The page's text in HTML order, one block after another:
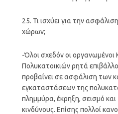
25. Τι ισχύει για την
χώρων;
-Όλοι σχεδόν οι οργανωμένοι
Πολυκατοικιών ρητά
προβαίνει σε ασφάλιση των
εγκαταστάσεων της
πλημμύρα, έκρηξη, σεισμό και
κινδύνους. Επίσης πολλοί